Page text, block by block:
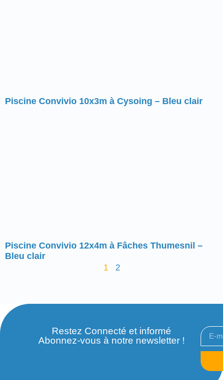
Piscine Convivio 10x3m à Cysoing – Bleu clair
Piscine Convivio 12x4m à Fâches Thumesnil –
Bleu clair
1 2
Restez Connecté et informé
Abonnez-vous à notre newsletter !